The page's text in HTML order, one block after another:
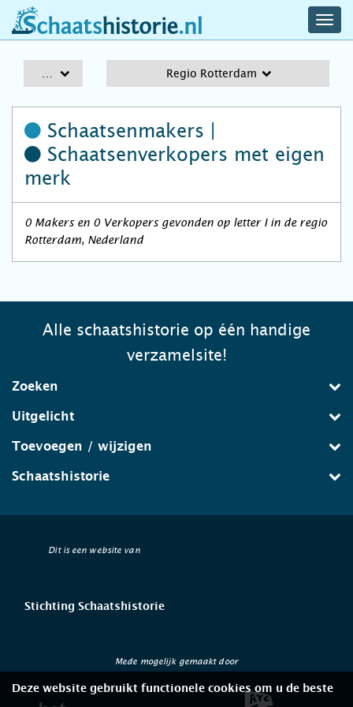
schaatshistorie.nl
Regio Rotterdam
Schaatsenmakers |
Schaatsenverkopers met eigen
merk
0 Makers en 0 Verkopers gevonden op letter I in de regio
Rotterdam, Nederland
Alle schaatshistorie op één handige
verzamelsite!
Zoeken
Uitgelicht
Toevoegen / wijzigen
Schaatshistorie
Dit is een website van
Stichting Schaatshistorie
Mede mogelijk gemaakt door
Deze website gebruikt functionele cookies om u de beste